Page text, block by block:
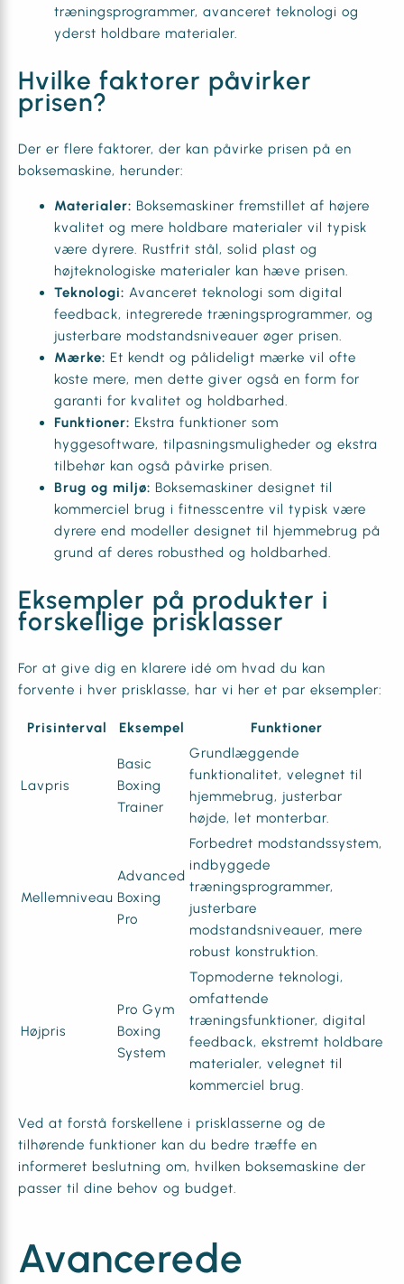
træningsprogrammer, avanceret teknologi og
yderst holdbare materialer.
Hvilke faktorer påvirker
prisen?
Der er flere faktorer, der kan påvirke prisen på en
boksemaskine, herunder:
Materialer: Boksemaskiner fremstillet af højere
kvalitet og mere holdbare materialer vil typisk
være dyrere. Rustfrit stål, solid plast og
højteknologiske materialer kan hæve prisen.
Teknologi: Avanceret teknologi som digital
feedback, integrerede træningsprogrammer, og
justerbare modstandsniveauer øger prisen.
Mærke: Et kendt og pålideligt mærke vil ofte
koste mere, men dette giver også en form for
garanti for kvalitet og holdbarhed.
Funktioner: Ekstra funktioner som
hyggesoftware, tilpasningsmuligheder og ekstra
tilbehør kan også påvirke prisen.
Brug og miljø: Boksemaskiner designet til
kommerciel brug i fitnesscentre vil typisk være
dyrere end modeller designet til hjemmebrug på
grund af deres robusthed og holdbarhed.
Eksempler på produkter i
forskellige prisklasser
For at give dig en klarere idé om hvad du kan
forvente i hver prisklasse, har vi her et par eksempler:
Prisinterval Eksempel Funktioner
Lavpris
Basic
Boxing
Trainer
Grundlæggende
funktionalitet, velegnet til
hjemmebrug, justerbar
højde, let monterbar.
Mellemniveau
Advanced
Boxing
Pro
Forbedret modstandssystem,
indbyggede
træningsprogrammer,
justerbare
modstandsniveauer, mere
robust konstruktion.
Højpris
Pro Gym
Boxing
System
Topmoderne teknologi,
omfattende
træningsfunktioner, digital
feedback, ekstremt holdbare
materialer, velegnet til
kommerciel brug.
Ved at forstå forskellene i prisklasserne og de
tilhørende funktioner kan du bedre træffe en
informeret beslutning om, hvilken boksemaskine der
passer til dine behov og budget.
Avancerede